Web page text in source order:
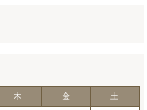
木 金 土